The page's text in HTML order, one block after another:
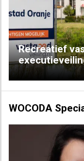
Recreatief
WOCODA